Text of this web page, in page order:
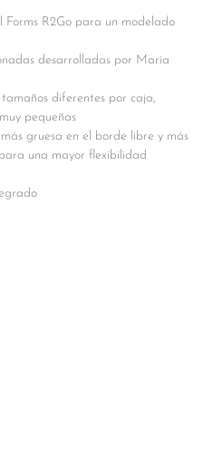
Forms R2Go para un modelado
desarrolladas por Maria
diferentes por caja,
pequeñas
gruesa en el borde libre y más
una mayor flexibilidad